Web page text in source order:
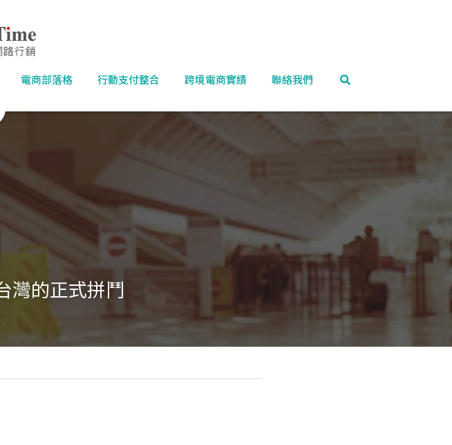
電商部落格 行動支付整合 跨境電商實績 聯絡我們
灣的正式拼鬥